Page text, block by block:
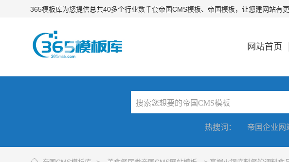
365模板库为您提供总共40多个行业数千套帝国CMS模板、帝国模板，让您建网站有更
网站首页
热搜词： 帝国企业网